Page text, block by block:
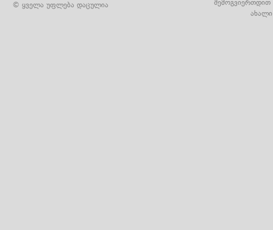
© ყველა უფლება დაცულია
შემოგვიერთდით
ახალი